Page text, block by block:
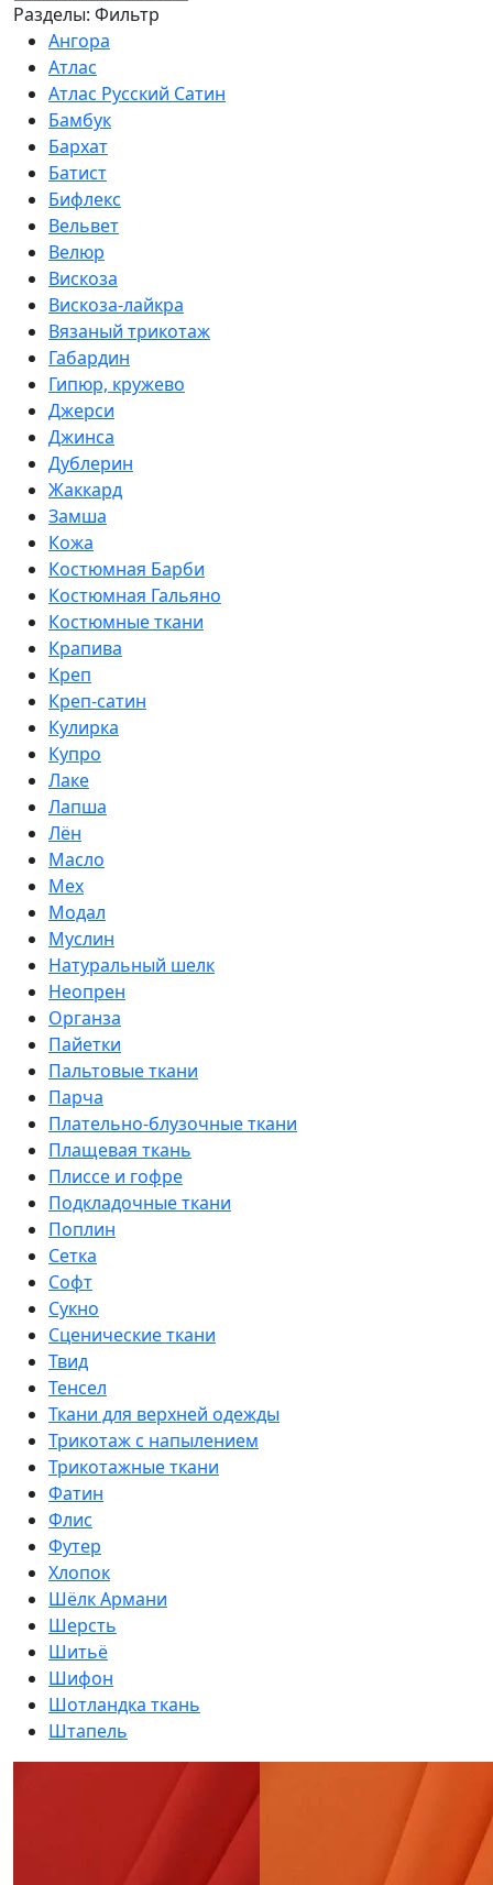
Разделы: Фильтр
Ангора
Атлас
Атлас Русский Сатин
Бамбук
Бархат
Батист
Бифлекс
Вельвет
Велюр
Вискоза
Вискоза-лайкра
Вязаный трикотаж
Габардин
Гипюр, кружево
Джерси
Джинса
Дублерин
Жаккард
Замша
Кожа
Костюмная Барби
Костюмная Гальяно
Костюмные ткани
Крапива
Креп
Креп-сатин
Кулирка
Купро
Лаке
Лапша
Лён
Масло
Мех
Модал
Муслин
Натуральный шелк
Неопрен
Органза
Пайетки
Пальтовые ткани
Парча
Плательно-блузочные ткани
Плащевая ткань
Плиссе и гофре
Подкладочные ткани
Поплин
Сетка
Софт
Сукно
Сценические ткани
Твид
Тенсел
Ткани для верхней одежды
Трикотаж с напылением
Трикотажные ткани
Фатин
Флис
Футер
Хлопок
Шёлк Армани
Шерсть
Шитьё
Шифон
Шотландка ткань
Штапель